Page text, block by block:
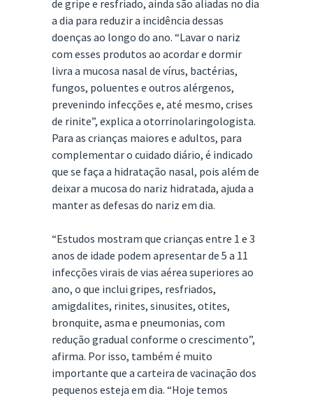
de gripe e resfriado, ainda são aliadas no dia
a dia para reduzir a incidência dessas
doenças ao longo do ano. “Lavar o nariz
com esses produtos ao acordar e dormir
livra a mucosa nasal de vírus, bactérias,
fungos, poluentes e outros alérgenos,
prevenindo infecções e, até mesmo, crises
de rinite”, explica a otorrinolaringologista.
Para as crianças maiores e adultos, para
complementar o cuidado diário, é indicado
que se faça a hidratação nasal, pois além de
deixar a mucosa do nariz hidratada, ajuda a
manter as defesas do nariz em dia.
“Estudos mostram que crianças entre 1 e 3
anos de idade podem apresentar de 5 a 11
infecções virais de vias aérea superiores ao
ano, o que inclui gripes, resfriados,
amigdalites, rinites, sinusites, otites,
bronquite, asma e pneumonias, com
redução gradual conforme o crescimento”,
afirma. Por isso, também é muito
importante que a carteira de vacinação dos
pequenos esteja em dia. “Hoje temos